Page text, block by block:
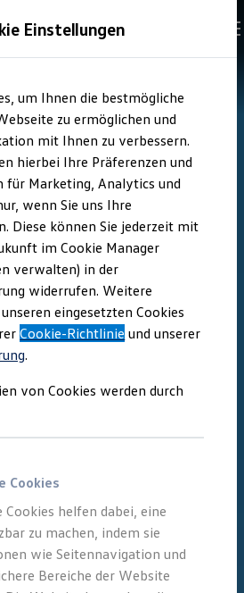
entdecken
und Oldtimer
Gewerbekunden
und Hersteller finden
entdecken & konfigurieren
& Behörden
Personenbeförderung
& mobile Werkstätten
& Handel
ID Vorteile
kaufen
Einstellungen
um Ihnen die bestmögliche
zu ermöglichen und
mit Ihnen zu verbessern.
hierbei Ihre Präferenzen und
für Marketing, Analytics und
wenn Sie uns Ihre
Diese können Sie jederzeit mit
im Cookie Manager
verwalten) in der
widerrufen. Weitere
eingesetzten Cookies
Cookie-Richtlinie und unserer
.
von Cookies werden durch
Cookies
helfen dabei, eine
zu machen, indem sie
wie Seitennavigation und
Bereiche der Website